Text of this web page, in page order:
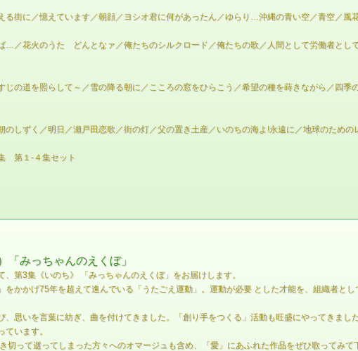
街に／憶えています／朝顔／ヨシオ君に何があったん／ゆらり…沖縄の青い空／青空／風
…／花火のうた どんとなァ／俺たちのシルクロード／俺たちの歌／人間として労働者とし
の道を照らして～／雪の降る朝に／こころの窓をひらこう／希望の種を蒔きながら／四季
しずく／明日／瀬戸田恋歌／街の灯／父の置き土産／いのちの海よ!永遠に／地球のため
第１-４集セット
みっちゃんのえくぼ」
第3集《いのち》 「みっちゃんのえくぼ」をお届けします。
をかかげ75年を超えて進んでいる「うたごえ運動」。運動が必要 とした才能を、組織者と
、思いを言葉に紡ぎ、曲を付けてきました。「創り手をつくる」活動も旺盛にやってきま
います。
って逝ってしまった方々へのオマージュも含め、「愛」にあふれた作品をぜひ歌ってみて